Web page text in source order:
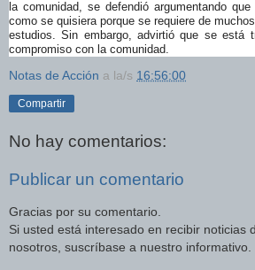
la comunidad, se defendió argumentando
como se quisiera porque se requiere de
estudios. Sin embargo, advirtió que se está
compromiso con la comunidad.
Notas de Acción a la/s 16:56:00
Compartir
No hay comentarios:
Publicar un comentario
Gracias por su comentario.
Si usted está interesado en recibir noticias
nosotros, suscríbase a nuestro informativo.